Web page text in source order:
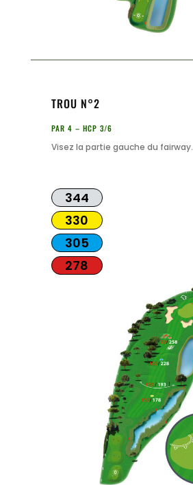
TROU N°2
PAR 4 – HCP 3/6
Visez la partie gauche du fairway.
344
330
305
278